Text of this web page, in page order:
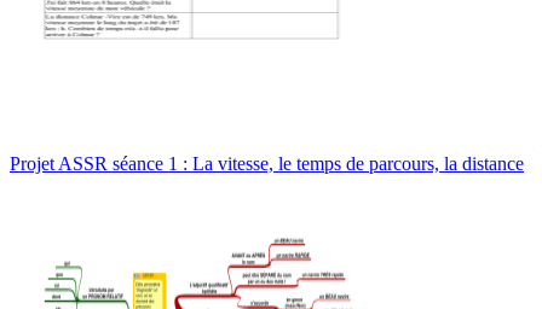
Projet ASSR séance 1 : La vitesse, le temps de parcours, la distance